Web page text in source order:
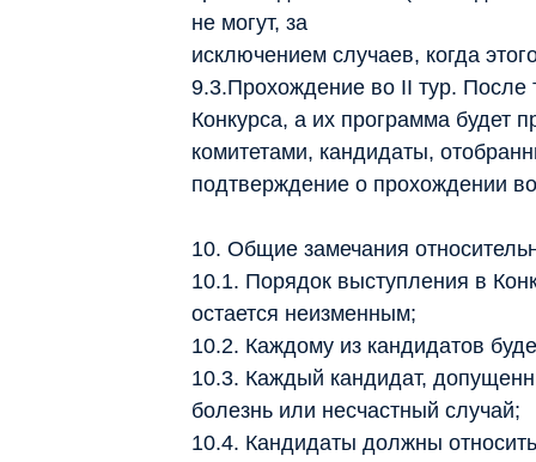
не могут, за
исключением случаев, когда
9.3.Прохождение во II тур. После
Конкурса, а их программа будет
комитетами, кандидаты,
подтверждение о прохождении
10. Общие замечания
10.1. Порядок выступления в
остается неизменным;
10.2. Каждому из кандидатов
10.3. Каждый кандидат,
болезнь или несчастный случай;
10.4. Кандидаты должны